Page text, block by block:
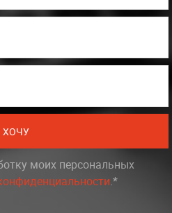
ХОЧУ
моих персональных
.*